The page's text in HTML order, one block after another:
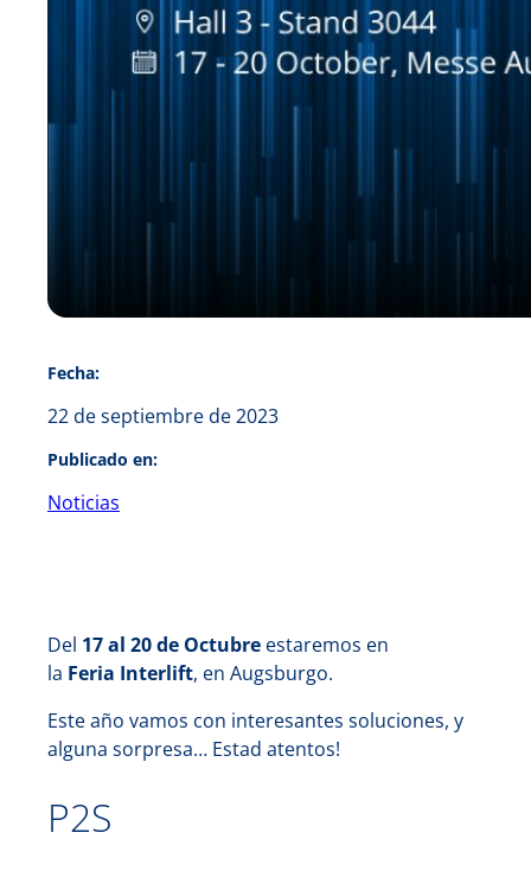
Fecha:
22 de septiembre de 2023
Publicado en:
Noticias
Del 17 al 20 de Octubre estaremos en
la Feria Interlift, en Augsburgo.
Este año vamos con interesantes soluciones, y
alguna sorpresa… Estad atentos!
P2S